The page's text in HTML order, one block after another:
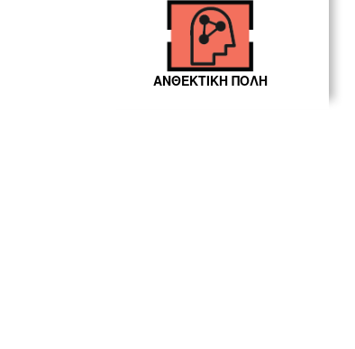
ΑΝΘΕΚΤΙΚΗ ΠΟΛΗ